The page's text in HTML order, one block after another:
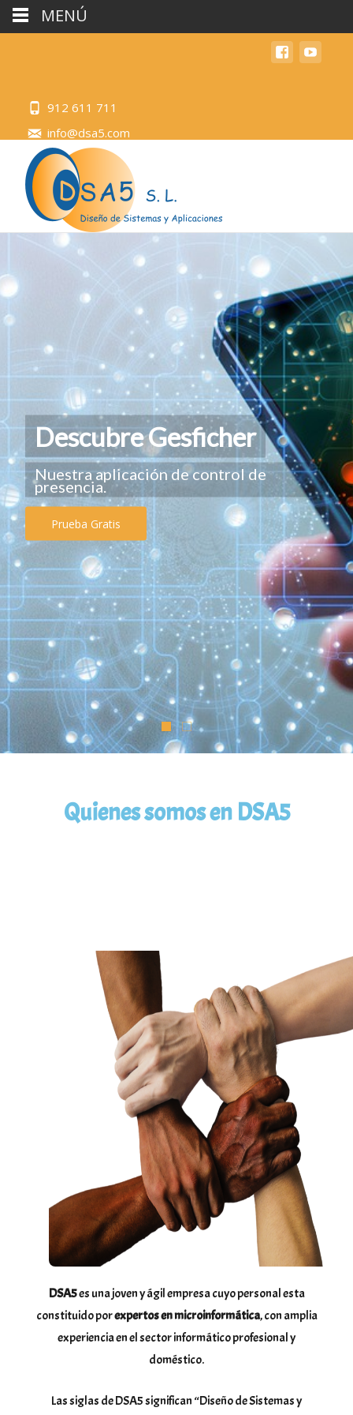
912 611 711
info@dsa5.com
Descubre Gesficher
Nuestra aplicación de control de
presencia.
Prueba Gratis
Quienes somos en DSA5
DSA5es una joven y ágil empresa cuyo personal esta
constituido porexpertos en microinformática, con amplia
experiencia en el sector informático profesional y
doméstico.
Las siglas de DSA5 significan “Diseño de Sistemas y
MENÚ